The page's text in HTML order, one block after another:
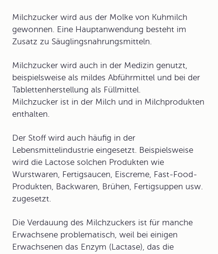
Milchzucker wird aus der Molke von Kuhmilch
gewonnen. Eine Hauptanwendung besteht im
Zusatz zu Säuglingsnahrungsmitteln.
Milchzucker wird auch in der Medizin genutzt,
beispielsweise als mildes Abführmittel und bei der
Tablettenherstellung als Füllmittel.
Milchzucker ist in der Milch und in Milchprodukten
enthalten.
Der Stoff wird auch häufig in der
Lebensmittelindustrie eingesetzt. Beispielsweise
wird die Lactose solchen Produkten wie
Wurstwaren, Fertigsaucen, Eiscreme, Fast-Food-
Produkten, Backwaren, Brühen, Fertigsuppen usw.
zugesetzt.
Die Verdauung des Milchzuckers ist für manche
Erwachsene problematisch, weil bei einigen
Erwachsenen das Enzym (Lactase), das die